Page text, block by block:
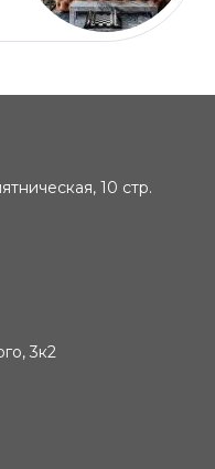
10 стр.
3к2